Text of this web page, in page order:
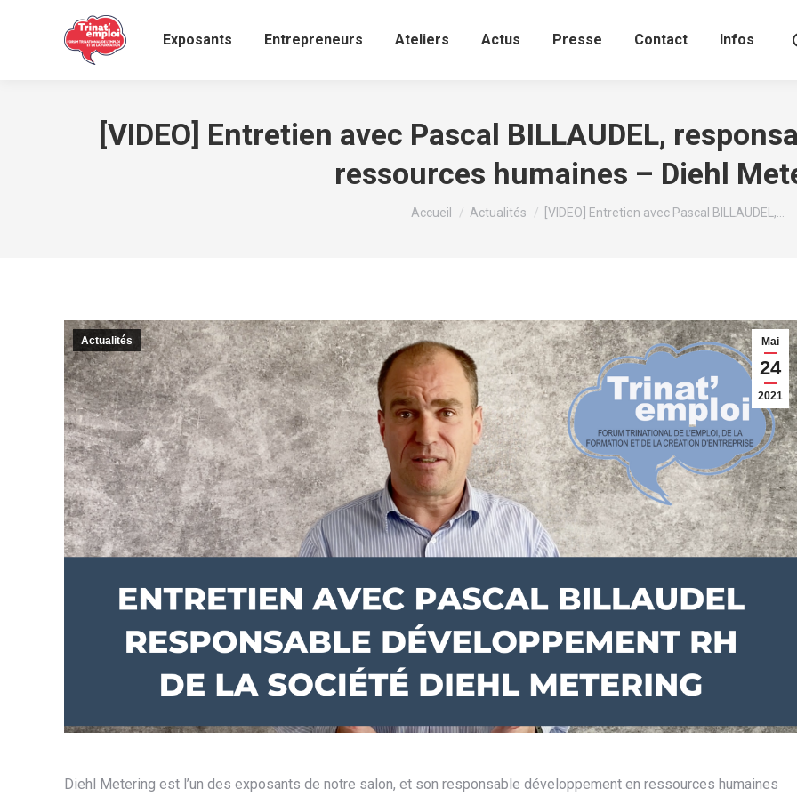
Exposants Entrepreneurs Ateliers Actus Presse Contact Infos
[VIDEO] Entretien avec Pascal BILLAUDEL,
ressources humaines – Diehl
Vous êtes ici :
Accueil Actualités [VIDEO] Entretien avec Pascal BILLAUDEL,…
Mai
24
2021
Actualités
Diehl Metering est l’un des exposants de notre salon, et son responsable développement en ressources humaines